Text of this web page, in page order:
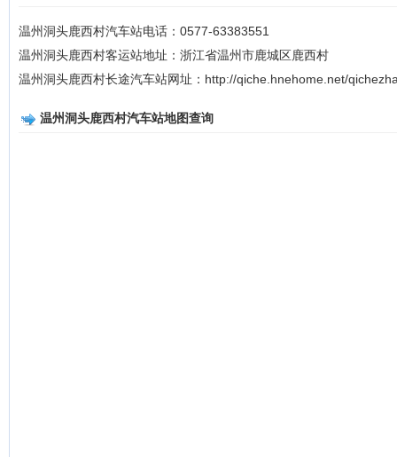
温州洞头鹿西村汽车站电话：0577-63383551
温州洞头鹿西村客运站地址：浙江省温州市鹿城区鹿西村
温州洞头鹿西村长途汽车站网址：http://qiche.hnehome.net/
温州洞头鹿西村汽车站地图查询